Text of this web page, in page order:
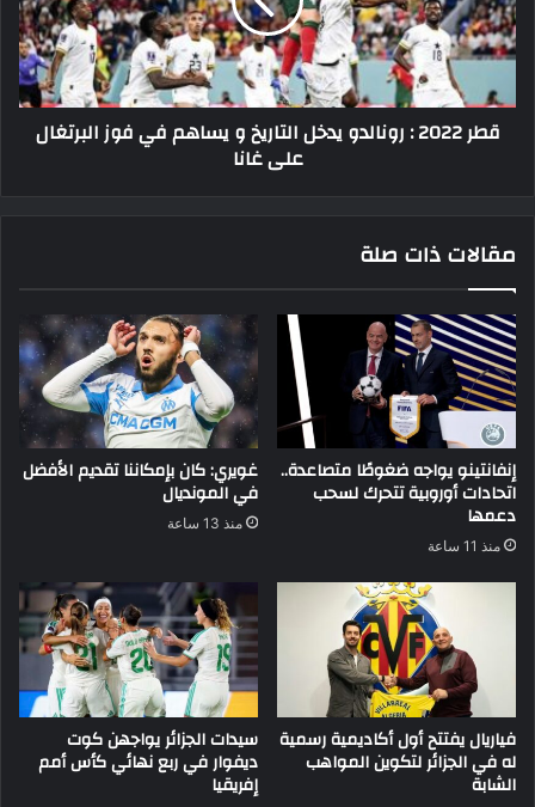
التاريخ
و
في
فوز
قطر 2022 : رونالدو يدخل التاريخ و يساهم في فوز البرتغال
على غانا
مقالات ذات صلة
إنفانتينو يواجه ضغوطًا متصاعدة..
اتحادات أوروبية تتحرك لسحب
دعمها
منذ 11 ساعة
غويري: كان بإمكاننا تقديم الأفضل
في المونديال
منذ 13 ساعة
فياريال يفتتح أول أكاديمية رسمية
له في الجزائر لتكوين المواهب
الشابة
سيدات الجزائر يواجهن كوت
ديفوار في ربع نهائي كأس أمم
إفريقيا